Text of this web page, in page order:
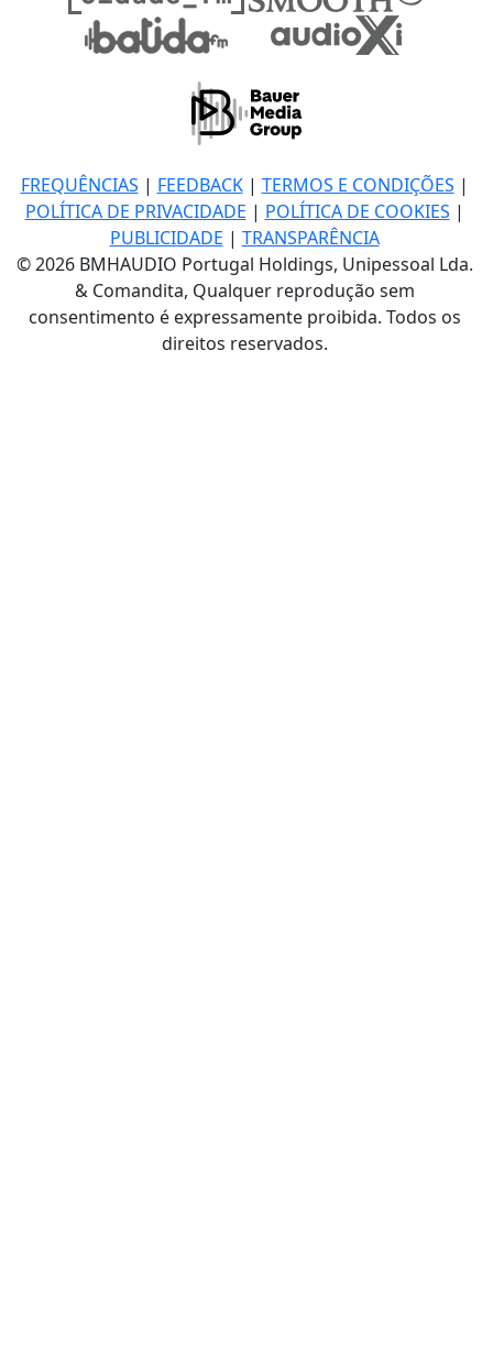
FREQUÊNCIAS | FEEDBACK| TERMOS E CONDIÇÕES |
POLÍTICA DE PRIVACIDADE | POLÍTICA DE COOKIES |
PUBLICIDADE | TRANSPARÊNCIA
© 2026 BMHAUDIO Portugal Holdings, Unipessoal Lda.
& Comandita, Qualquer reprodução sem
consentimento é expressamente proibida. Todos os
direitos reservados.